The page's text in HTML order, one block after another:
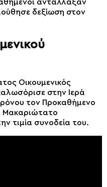
αντάλλαξαν
δεξίωση στον
Οικουμενικός
στην Ιερά
τον Προκαθήμενο
Μακαριώτατο
τιμία συνοδεία του.